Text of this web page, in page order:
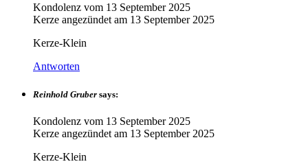
Kondolenz vom 13 September 2025
Kerze angezündet am 13 September 2025
Kerze-Klein
Antworten
Reinhold Gruber says:
Kondolenz vom 13 September 2025
Kerze angezündet am 13 September 2025
Kerze-Klein